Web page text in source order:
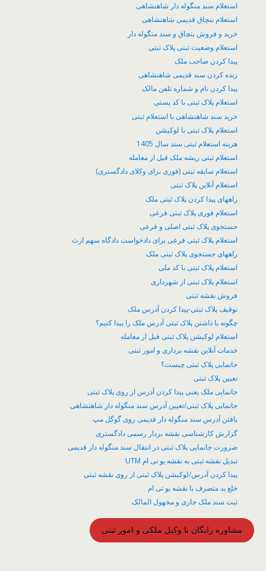
استعلام سند منگوله دار شاهنشاهی
استعلام بنچاق قدیمی شاهنشاهی
خرید و فروش بنچاق و سند منگوله دار
استعلام وضعیت ثبتی پلاک ثبتی
پیدا کردن صاحب ملک
زنده کردن سند قدیمی شاهنشاهی
پیدا کردن نام و شماره تلفن مالک
استعلام پلاک ثبتی با کد پستی
خرید سند شاهنشاهی با استعلام ثبتی
استعلام پلاک ثبتی با لوکیشن
هزینه استعلام ثبتی سند سال 1405
استعلام ثبتی ریشه ملک قبل از معامله
استعلام سابقه ثبتی (فوری برای وکلای دادگستری)
استعلام آنلاین پلاک ثبتی
راههای پیدا کردن پلاک ثبتی ملک
استعلام فوری پلاک ثبتی فرعی
جستجوی پلاک ثبتی اصلی و فرعی
استعلام پلاک ثبتی فرعی برای دادخواست دادگاه سهم ارث
راههای جستجوی پلاک ثبتی ملک
استعلام پلاک ثبتی با کد ملی
استعلام پلاک ثبتی از شهرداری
فروش نقشه ثبتی
توقیف پلاک ثبتی-پیدا کردن آدرس ملک
چگونه با داشتن پلاک ثبتی آدرس ملک را پیدا کنیم؟
​استعلام لوکیشن پلاک ثبتی قبل از معامله
خدمات آنلاین نقشه برداری و امور ثبتی
جانمایی پلاک ثبتی چیست؟
تعیین پلاک ثبتی
جانمایی ملک یعنی پیدا کردن آدرس از روی پلاک ثبتی
جانمایی پلاک ثبتی/تعیین آدرس سند منگوله دار شاهنشاهی
یافتن آدرس سند منگوله دار قدیمی روی گوگل مپ
گزارش کارشناسی نقشه بردار رسمی دادگستری
ضرورت جانمایی پلاک ثبتی در انتقال سند منگوله دار قدیمی
تبدیل نقشه ثبتی به نقشه یو تی ام UTM
پیدا کردن آدرس/لوکیشن پلاک ثبتی از روی نقشه ثبتی
خلع ید متصرف با نقشه یو تی ام
ثبت سند ملک جاری و مجهول المالک
مشاوره رایگان با وکیل ملکی و امور ثبتی